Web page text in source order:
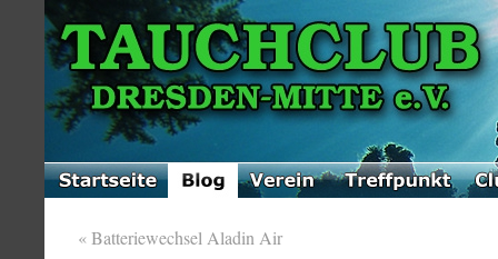
«Batteriewechsel Aladin Air